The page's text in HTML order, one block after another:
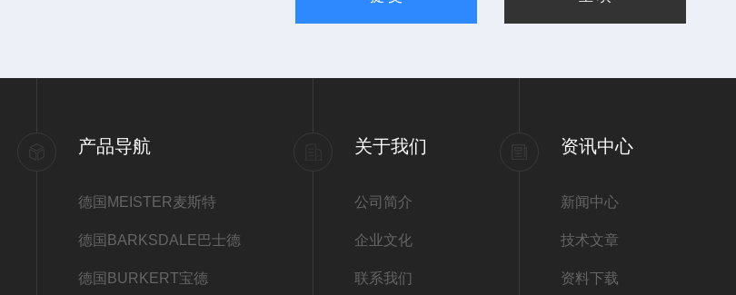
产品导航
德国MEISTER麦斯特
德国BARKSDALE巴士德
德国BURKERT宝德
关于我们
公司简介
企业文化
联系我们
资讯中心
新闻中心
技术文章
资料下载